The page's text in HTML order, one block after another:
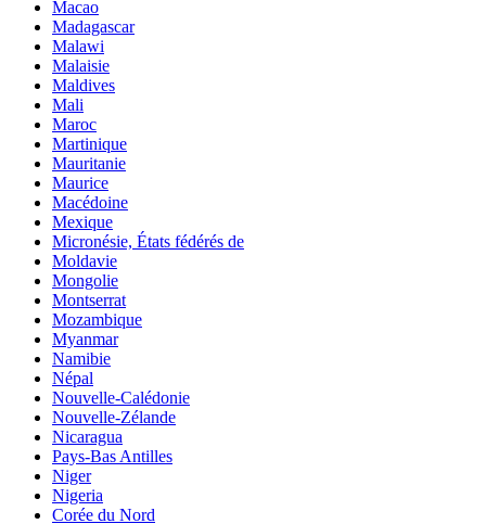
Macao
Madagascar
Malawi
Malaisie
Maldives
Mali
Maroc
Martinique
Mauritanie
Maurice
Macédoine
Mexique
Micronésie, États fédérés de
Moldavie
Mongolie
Montserrat
Mozambique
Myanmar
Namibie
Népal
Nouvelle-Calédonie
Nouvelle-Zélande
Nicaragua
Pays-Bas Antilles
Niger
Nigeria
Corée du Nord